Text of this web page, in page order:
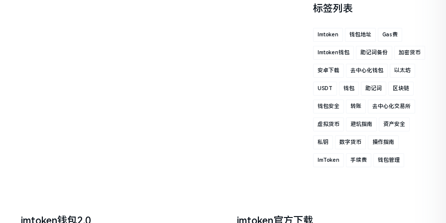
标签列表
Imtoken 钱包地址 Gas费
Imtoken钱包 助记词备份 加密货币
安卓下载 去中心化钱包 以太坊
USDT 钱包 助记词 区块链
钱包安全 转账 去中心化交易所
虚拟货币 避坑指南 资产安全
私钥 数字货币 操作指南
ImToken 手续费 钱包管理